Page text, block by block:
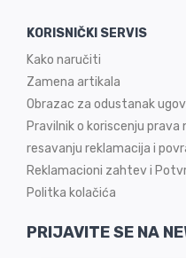
KORISNIČKI SERVIS
Kako naručiti
Zamena artikala
Obrazac za odustanak
Pravilnik o koriscenju
resavanju reklamacija i
Reklamacioni zahtev i
Politka kolačića
PRIJAVITE SE NA